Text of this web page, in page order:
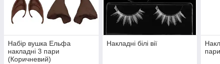
Набір вушка Ельфа
накладні 3 пари
(Коричневий)
Накладні білі вії